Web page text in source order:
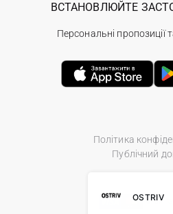
Політика
Публічний
ВСТАНОВЛЮЙТЕ
Персональні пропозиції